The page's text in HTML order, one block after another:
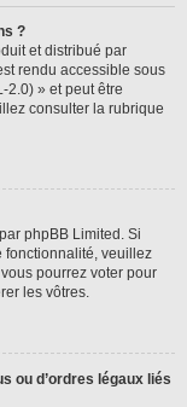
?
et distribué par
rendu accessible sous
2.0) » et peut être
consulter la rubrique
phpBB Limited. Si
fonctionnalité, veuillez
pourrez voter pour
les vôtres.
ou d’ordres légaux liés